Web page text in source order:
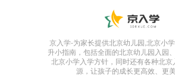
京入学-为家长提供北京幼儿园,北京小
升小指南，包括全面的北京幼儿园入园
北京小学入学方针，同时还有各种北京
源，让孩子的成长更高效、更